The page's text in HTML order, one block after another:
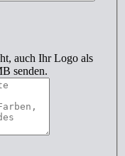
auch Ihr Logo als
senden.